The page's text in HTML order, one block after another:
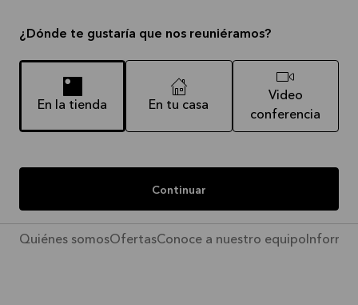
¿Dónde te gustaría que nos reuniéramos?
En la tienda En tu casa
Video
conferencia
Continuar
Quiénes somosOfertasConoce a nuestro equipo